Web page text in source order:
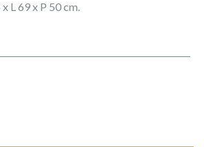
L 69 x P 50 cm.